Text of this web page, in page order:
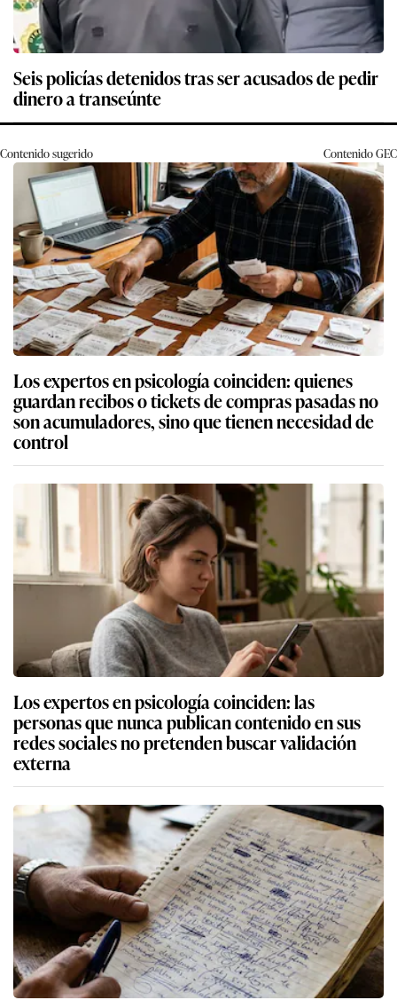
Seis policías detenidos tras ser acusados de pedir
dinero a transeúnte
Contenido sugerido ContenidoGEC
Los expertos en psicología coinciden: quienes
guardan recibos o tickets de compras pasadas no
son acumuladores, sino que tienen necesidad de
control
Los expertos en psicología coinciden: las
personas que nunca publican contenido en sus
redes sociales no pretenden buscar validación
externa